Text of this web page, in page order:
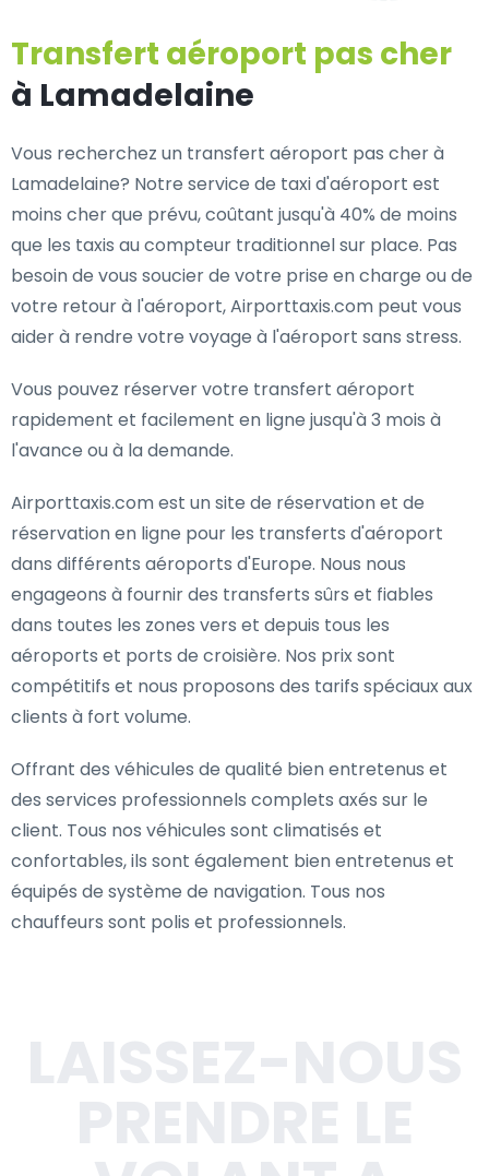
Transfert aéroport pas cher
à Lamadelaine
Vous recherchez un transfert aéroport pas cher à
Lamadelaine? Notre service de taxi d'aéroport est
moins cher que prévu, coûtant jusqu'à 40% de moins
que les taxis au compteur traditionnel sur place. Pas
besoin de vous soucier de votre prise en charge ou de
votre retour à l'aéroport, Airporttaxis.com peut vous
aider à rendre votre voyage à l'aéroport sans stress.
Vous pouvez réserver votre transfert aéroport
rapidement et facilement en ligne jusqu'à 3 mois à
l'avance ou à la demande.
Airporttaxis.com est un site de réservation et de
réservation en ligne pour les transferts d'aéroport
dans différents aéroports d'Europe. Nous nous
engageons à fournir des transferts sûrs et fiables
dans toutes les zones vers et depuis tous les
aéroports et ports de croisière. Nos prix sont
compétitifs et nous proposons des tarifs spéciaux aux
clients à fort volume.
Offrant des véhicules de qualité bien entretenus et
des services professionnels complets axés sur le
client. Tous nos véhicules sont climatisés et
confortables, ils sont également bien entretenus et
équipés de système de navigation. Tous nos
chauffeurs sont polis et professionnels.